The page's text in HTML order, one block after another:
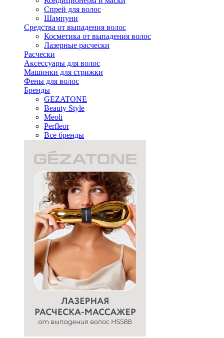
Спрей для волос
Шампуни
Средства от выпадения волос
Косметика от выпадения волос
Лазерные расчески
Расчески
Аксессуары для волос
Машинки для стрижки
Фены для волос
Бренды
GEZATONE
Beauty Style
Meoli
Perfleor
Все бренды